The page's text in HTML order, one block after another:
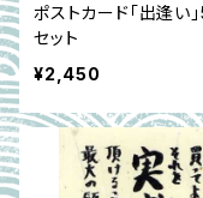
ポストカード「出逢い
セット
¥2,450